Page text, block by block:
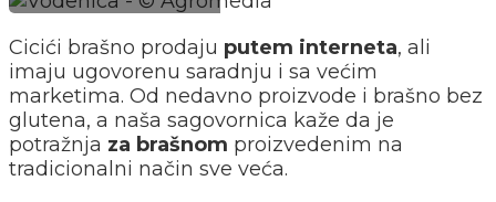
Cicići brašno prodaju putem interneta, ali
imaju ugovorenu saradnju i sa većim
marketima. Od nedavno proizvode i brašno bez
glutena, a naša sagovornica kaže da je
potražnja za brašnom proizvedenim na
tradicionalni način sve veća.